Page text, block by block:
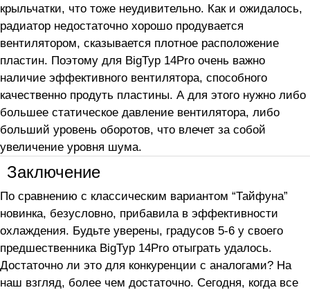
крыльчатки, что тоже неудивительно. Как и ожидалось,
радиатор недостаточно хорошо продувается
вентилятором, сказывается плотное расположение
пластин. Поэтому для BigTyp 14Pro очень важно
наличие эффективного вентилятора, способного
качественно продуть пластины. А для этого нужно либо
большее статическое давление вентилятора, либо
больший уровень оборотов, что влечет за собой
увеличение уровня шума.
Заключение
По сравнению с классическим вариантом “Тайфуна”
новинка, безусловно, прибавила в эффективности
охлаждения. Будьте уверены, градусов 5-6 у своего
предшественника BigTyp 14Pro отыграть удалось.
Достаточно ли это для конкуренции с аналогами? На
наш взгляд, более чем достаточно. Сегодня, когда все